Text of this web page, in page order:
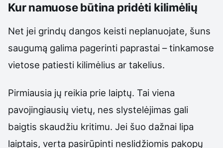
Kur namuose būtina pridėti kilimėlių
Net jei grindų dangos keisti neplanuojate, šuns
saugumą galima pagerinti paprastai – tinkamose
vietose patiesti kilimėlius ar takelius.
Pirmiausia jų reikia prie laiptų. Tai viena
pavojingiausių vietų, nes slystelėjimas gali
baigtis skaudžiu kritimu. Jei šuo dažnai lipa
laiptais, verta pasirūpinti neslidžiomis pakopų